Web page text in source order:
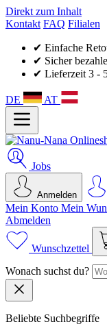
Direkt zum Inhalt
Kontakt FAQ Filialen
✔ Einfache
✔ Sicher
✔ Lieferzeit 3 -
DE AT
Jobs
Anmelden
Mein Konto Mein
Abmelden
Wunschzettel
Wonach suchst du?
Beliebte Suchbegriffe